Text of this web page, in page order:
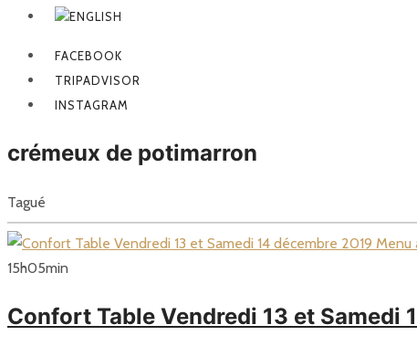
FACEBOOK
TRIPADVISOR
INSTAGRAM
crémeux de potimarron
Tagué
15h05min
Confort Table Vendredi 13 et Samedi